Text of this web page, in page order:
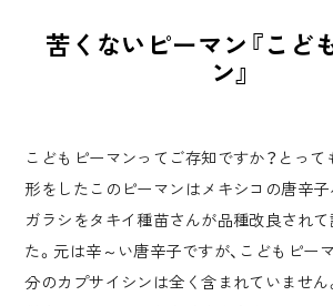
苦くないピーマン『こど
ン』
こどもピーマンってご存知ですか？とって
形をしたこのピーマンはメキシコの唐辛
ガラシをタキイ種苗さんが品種改良されて
た。元は辛～い唐辛子ですが、こどもピー
分のカプサイシンは全く含まれていません